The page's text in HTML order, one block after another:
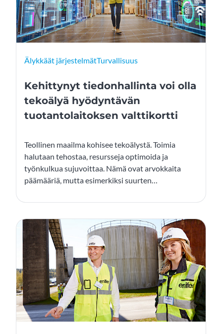
maailman laajuisesti.
Älykkäät järjestelmätTurvallisuus
Kehittynyt tiedonhallinta voi olla
tekoälyä hyödyntävän
tuotantolaitoksen valttikortti
Teollinen maailma kohisee tekoälystä. Toimia
halutaan tehostaa, resursseja optimoida ja
työnkulkua sujuvoittaa. Nämä ovat arvokkaita
päämääriä, mutta esimerkiksi suurten
optimoinnin kannalta avainroolia näyttelevän
varjopuolia: yksi keskeisimmistä on puutteellinen,
hajanainen ja siiloutunut data.